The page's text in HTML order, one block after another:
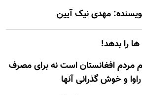
را بدهد!
مردم افغانستان است نه برای مصرف
و خوش گذرانی آنها